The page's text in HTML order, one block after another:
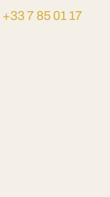
+33 7 85 01 17